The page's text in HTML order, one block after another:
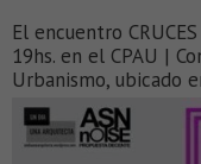
El encuentro
19hs. en el CPAU |
Urbanismo, ubicado